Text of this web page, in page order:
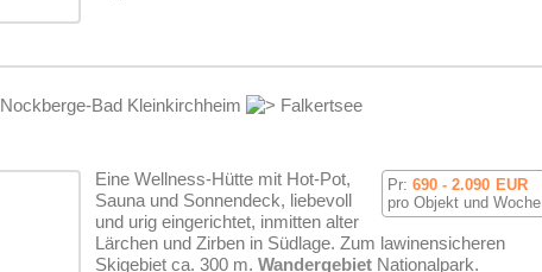
Nockberge-Bad Kleinkirchheim Falkertsee
Pr: 690 - 2.090 EUR
pro Objekt und Woche
Eine Wellness-Hütte mit Hot-Pot,
Sauna und Sonnendeck, liebevoll
und urig eingerichtet, inmitten alter
Lärchen und Zirben in Südlage. Zum lawinensicheren
Skigebiet ca. 300 m. Wandergebiet Nationalpark.